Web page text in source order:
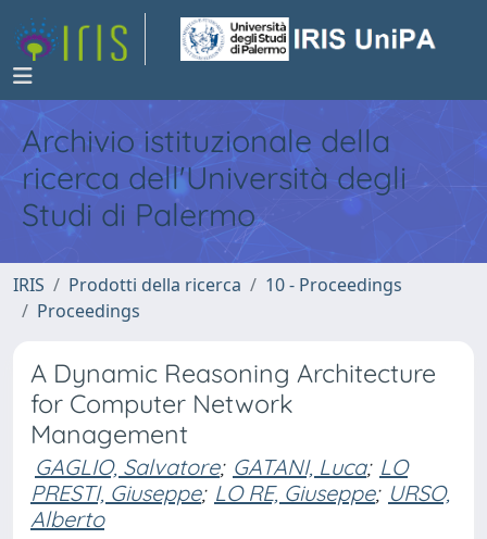
Archivio istituzionale della
ricerca dell'Università degli
Studi di Palermo
IRIS Prodotti della ricerca
10 - Proceedings
Proceedings
A Dynamic Reasoning Architecture
for Computer Network
Management
GAGLIO, Salvatore; GATANI, Luca; LO
PRESTI, Giuseppe; LO RE, Giuseppe; URSO,
Alberto